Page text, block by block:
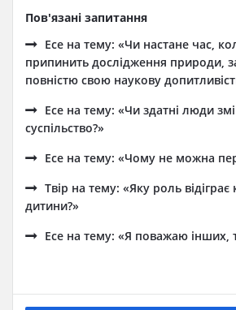
Пов'язані запитання
Есе на тему: «Чи настане час,
припинить дослідження природи,
повністю свою наукову
Есе на тему: «Чи здатні люди
суспільство?»
Есе на тему: «Чому не можна
Твір на тему: «Яку роль відіграє
дитини?»
Есе на тему: «Я поважаю інших,